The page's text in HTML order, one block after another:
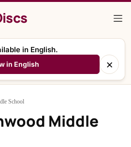
in English.
in English ×
School
Middle